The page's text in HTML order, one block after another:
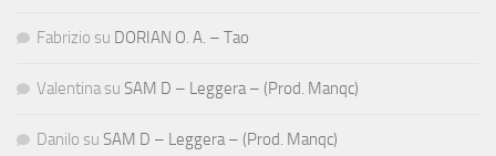
Fabrizio su DORIAN O. A. – Tao
Valentina su SAM D – Leggera – (Prod. Manqc)
Danilo su SAM D – Leggera – (Prod. Manqc)